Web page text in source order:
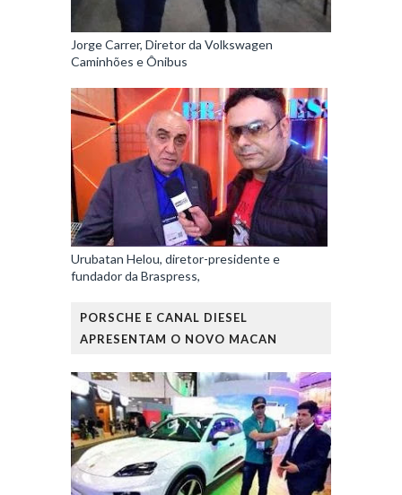
Jorge Carrer, Diretor da Volkswagen
Caminhões e Ônibus
Urubatan Helou, diretor-presidente e
fundador da Braspress,
PORSCHE E CANAL DIESEL
APRESENTAM O NOVO MACAN